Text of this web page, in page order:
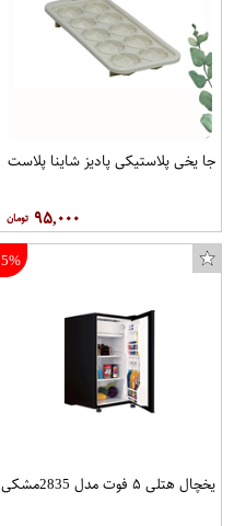
جا یخی پلاستیکی پادیز شاینا پلاست
۹۵,۰۰۰
5%
یخچال هتلی ۵ فوت مدل 2835مشکی